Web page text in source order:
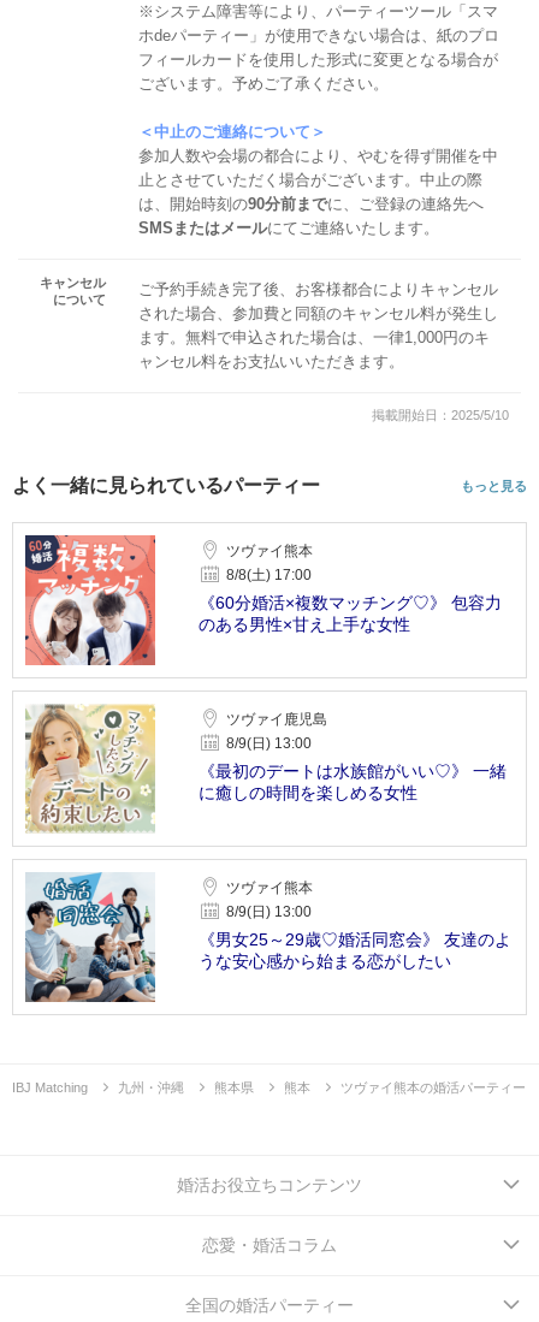
※システム障害等により、パーティーツール「スマ
ホdeパーティー」が使用できない場合は、紙のプロ
フィールカードを使用した形式に変更となる場合が
ございます。予めご了承ください。
＜中止のご連絡について＞
参加人数や会場の都合により、やむを得ず開催を中
止とさせていただく場合がございます。中止の際
は、開始時刻の90分前までに、ご登録の連絡先へ
SMSまたはメールにてご連絡いたします。
キャンセル
について
ご予約手続き完了後、お客様都合によりキャンセル
された場合、参加費と同額のキャンセル料が発生し
ます。無料で申込された場合は、一律1,000円のキ
ャンセル料をお支払いいただきます。
掲載開始日：2025/5/10
よく一緒に見られているパーティー もっと見る
ツヴァイ熊本
8/8(土) 17:00
《60分婚活×複数マッチング♡》 包容力
のある男性×甘え上手な女性
ツヴァイ鹿児島
8/9(日) 13:00
《最初のデートは水族館がいい♡》 一緒
に癒しの時間を楽しめる女性
ツヴァイ熊本
8/9(日) 13:00
《男女25～29歳♡婚活同窓会》 友達のよ
うな安心感から始まる恋がしたい
IBJ Matching 九州・沖縄 熊本県 熊本 ツヴァイ熊本の婚活パーティー
婚活お役立ちコンテンツ
恋愛・婚活コラム
全国の婚活パーティー